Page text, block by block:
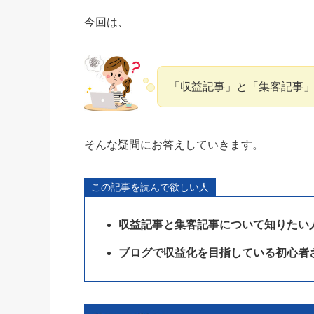
今回は、
「収益記事」と「集客記事
そんな疑問にお答えしていきます。
この記事を読んで欲しい人
収益記事と集客記事について知りたい
ブログで収益化を目指している初心者